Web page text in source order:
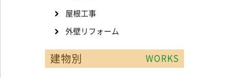
屋根工事
外壁リフォーム
建物別 WORKS